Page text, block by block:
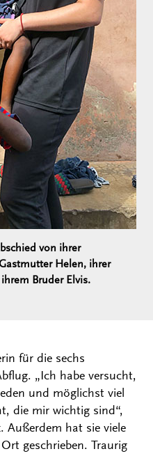
von ihrer
Helen, ihrer
Bruder Elvis.
für die sechs
„Ich habe versucht,
und möglichst viel
die mir wichtig sind“,
Außerdem hat sie viele
geschrieben. Traurig